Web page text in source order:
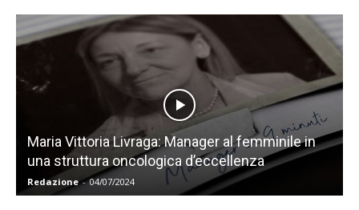
Maria Vittoria Livraga: Manager al femminile in
una struttura oncologica d’eccellenza
Redazione - 04/07/2024